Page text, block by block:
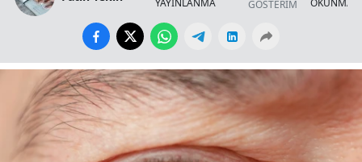
YAYINLANMA
GÖSTERİM
OKUNMA